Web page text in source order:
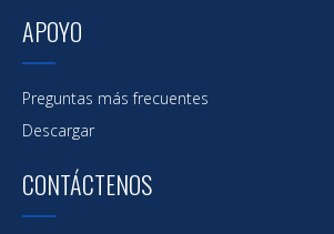
APOYO
Preguntas más frecuentes
Descargar
CONTÁCTENOS